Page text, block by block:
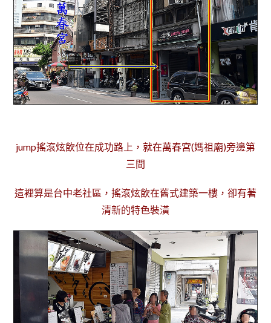
jump搖滾炫飲位在成功路上，就在萬春宮(媽祖廟)旁邊第
三間
這裡算是台中老社區， 搖滾炫飲在舊式建築一樓，卻有著
清新的特色裝潢